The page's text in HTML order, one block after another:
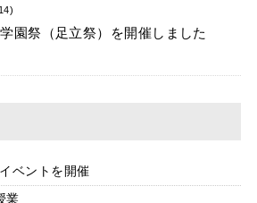
園祭（足立祭）を開催しました
ベントを開催
業